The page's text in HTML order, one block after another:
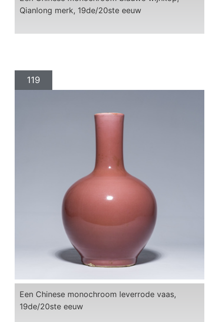
Qianlong merk, 19de/20ste eeuw
119
Een Chinese monochroom leverrode vaas,
19de/20ste eeuw